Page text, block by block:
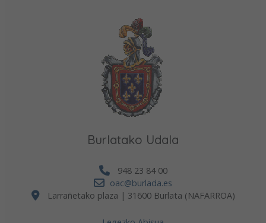
Burlatako Udala
948 23 84 00
oac@burlada.es
Larrañetako plaza | 31600 Burlata (NAFARROA)